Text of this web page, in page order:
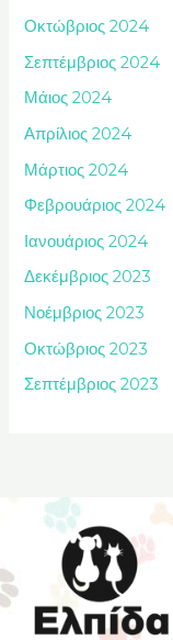
Οκτώβριος 2024
Σεπτέμβριος 2024
Μάιος 2024
Απρίλιος 2024
Μάρτιος 2024
Φεβρουάριος 2024
Ιανουάριος 2024
Δεκέμβριος 2023
Νοέμβριος 2023
Οκτώβριος 2023
Σεπτέμβριος 2023